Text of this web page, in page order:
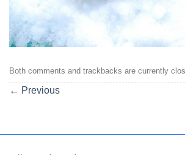
Both comments and trackbacks are currently
← Previous